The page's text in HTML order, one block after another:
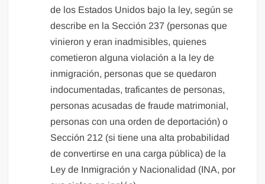
de los Estados Unidos bajo la ley, según se
describe en la Sección 237 (personas que
vinieron y eran inadmisibles, quienes
cometieron alguna violación a la ley de
inmigración, personas que se quedaron
indocumentadas, traficantes de personas,
personas acusadas de fraude matrimonial,
personas con una orden de deportación) o
Sección 212 (si tiene una alta probabilidad
de convertirse en una carga pública) de la
Ley de Inmigración y Nacionalidad (INA, por